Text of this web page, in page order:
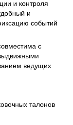
и контроля
и
событий
с
ведущих
талонов